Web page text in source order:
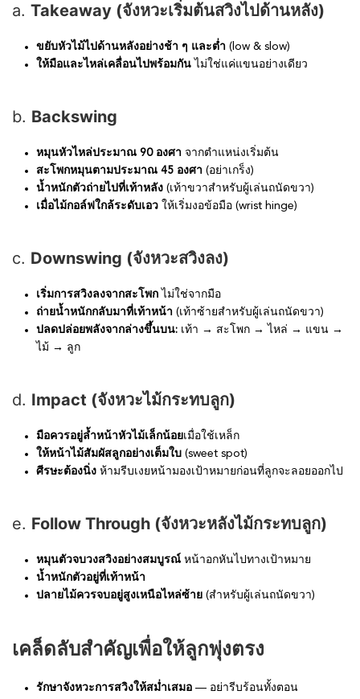
a. Takeaway (จังหวะเริ่มต้นสวิงไปด้านหลัง)
ขยับหัวไม้ไปด้านหลังอย่างช้า ๆ และต่ำ (low & slow)
ให้มือและไหล่เคลื่อนไปพร้อมกัน ไม่ใช่แค่แขนอย่างเดียว
b. Backswing
หมุนหัวไหล่ประมาณ 90 องศา จากตำแหน่งเริ่มต้น
สะโพกหมุนตามประมาณ 45 องศา (อย่าเกร็ง)
น้ำหนักตัวถ่ายไปที่เท้าหลัง (เท้าขวาสำหรับผู้เล่นถนัดขวา)
เมื่อไม้กอล์ฟใกล้ระดับเอว ให้เริ่มงอข้อมือ (wrist hinge)
c. Downswing (จังหวะสวิงลง)
เริ่มการสวิงลงจากสะโพก ไม่ใช่จากมือ
ถ่ายน้ำหนักกลับมาที่เท้าหน้า (เท้าซ้ายสำหรับผู้เล่นถนัดขวา)
ปลดปล่อยพลังจากล่างขึ้นบน: เท้า → สะโพก → ไหล่ → แขน →
ไม้ → ลูก
d. Impact (จังหวะไม้กระทบลูก)
มือควรอยู่ล้ำหน้าหัวไม้เล็กน้อยเมื่อใช้เหล็ก
ให้หน้าไม้สัมผัสลูกอย่างเต็มใบ (sweet spot)
ศีรษะต้องนิ่ง ห้ามรีบเงยหน้ามองเป้าหมายก่อนที่ลูกจะลอยออกไป
e. Follow Through (จังหวะหลังไม้กระทบลูก)
หมุนตัวจบวงสวิงอย่างสมบูรณ์ หน้าอกหันไปทางเป้าหมาย
น้ำหนักตัวอยู่ที่เท้าหน้า
ปลายไม้ควรจบอยู่สูงเหนือไหล่ซ้าย (สำหรับผู้เล่นถนัดขวา)
เคล็ดลับสำคัญเพื่อให้ลูกพุ่งตรง
รักษาจังหวะการสวิงให้สม่ำเสมอ — อย่ารีบร้อนทั้งตอน